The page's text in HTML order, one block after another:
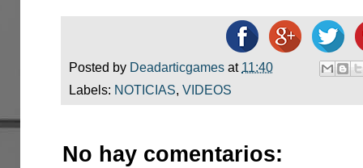
Posted by Deadarticgames at 11:40
Labels: NOTICIAS, VIDEOS
No hay comentarios: